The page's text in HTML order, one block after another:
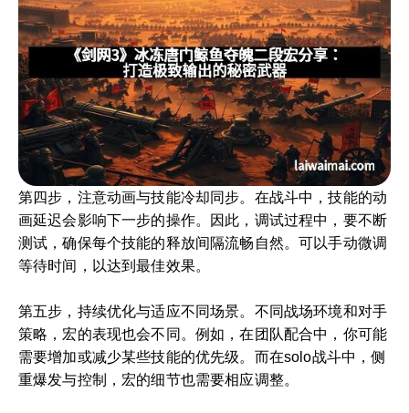
第四步，注意动画与技能冷却同步。在战斗中，技能的动
画延迟会影响下一步的操作。因此，调试过程中，要不断
测试，确保每个技能的释放间隔流畅自然。可以手动微调
等待时间，以达到最佳效果。
第五步，持续优化与适应不同场景。不同战场环境和对手
策略，宏的表现也会不同。例如，在团队配合中，你可能
需要增加或减少某些技能的优先级。而在solo战斗中，侧
重爆发与控制，宏的细节也需要相应调整。